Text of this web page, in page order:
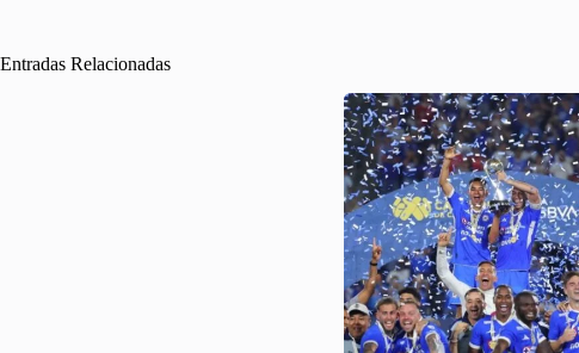
Entradas Relacionadas